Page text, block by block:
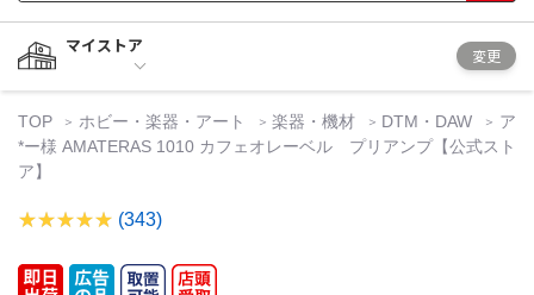
マイストア
変更
TOP ホビー・楽器・アート 楽器・機材 DTM・DAW
ア
*ー様 AMATERAS 1010 カフェオレーベル プリアンプ【公式スト
ア】
(343)